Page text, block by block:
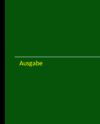
Ausgabe